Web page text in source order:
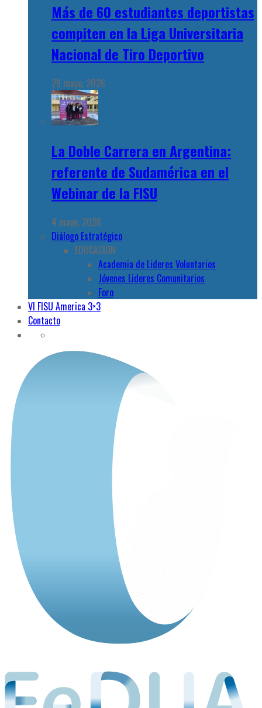
Más de 60 estudiantes deportistas
compiten en la Liga Universitaria
Nacional de Tiro Deportivo
29 mayo, 2026
La Doble Carrera en Argentina:
referente de Sudamérica en el
Webinar de la FISU
4 mayo, 2026
Diálogo Estratégico
EDUCACION
Academia de Lideres Voluntarios
Jóvenes Lideres Comunitarios
Foro
VI FISU America 3×3
Contacto